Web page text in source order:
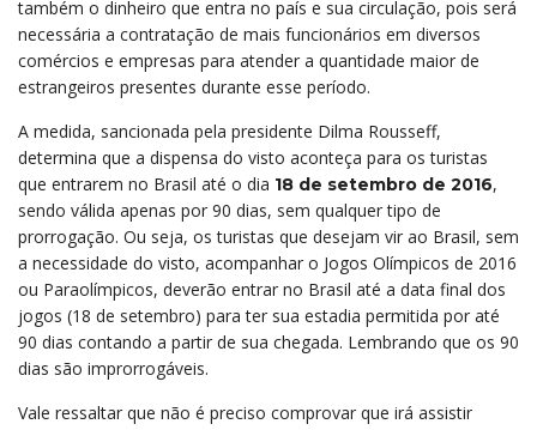
também o dinheiro que entra no país e sua circulação, pois será
necessária a contratação de mais funcionários em diversos
comércios e empresas para atender a quantidade maior de
estrangeiros presentes durante esse período.
A medida, sancionada pela presidente Dilma Rousseff,
determina que a dispensa do visto aconteça para os turistas
que entrarem no Brasil até o dia 18 de setembro de 2016,
sendo válida apenas por 90 dias, sem qualquer tipo de
prorrogação. Ou seja, os turistas que desejam vir ao Brasil, sem
a necessidade do visto, acompanhar o Jogos Olímpicos de 2016
ou Paraolímpicos, deverão entrar no Brasil até a data final dos
jogos (18 de setembro) para ter sua estadia permitida por até
90 dias contando a partir de sua chegada. Lembrando que os 90
dias são improrrogáveis.
Vale ressaltar que não é preciso comprovar que irá assistir